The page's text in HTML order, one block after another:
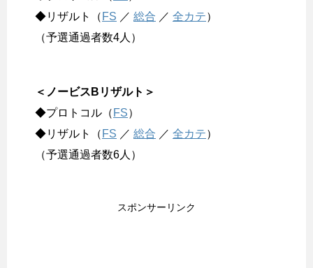
◆リザルト（ FS ／ 総合 ／ 全カテ）
（予選通過者数4人）
＜ノービスBリザルト＞
◆プロトコル（ FS）
◆リザルト（ FS ／ 総合 ／ 全カテ）
（予選通過者数6人）
スポンサーリンク